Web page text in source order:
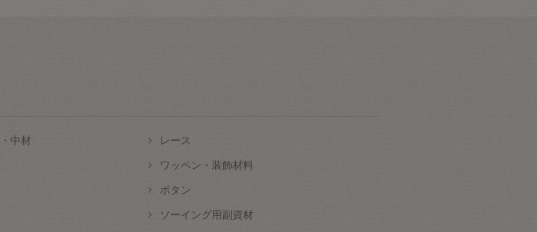
中材 レース
ワッペン・装飾材料
ボタン
ソーイング用副資材